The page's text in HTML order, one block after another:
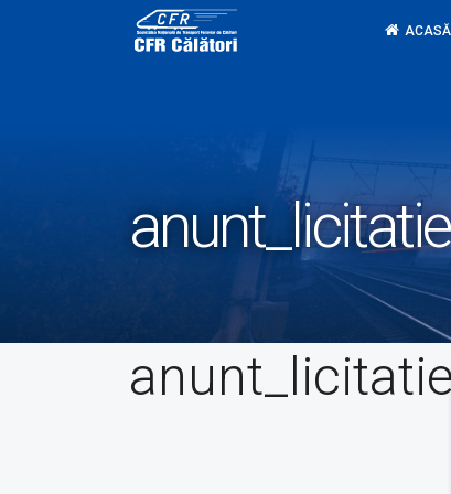
ACASĂ
anunt_licitatie